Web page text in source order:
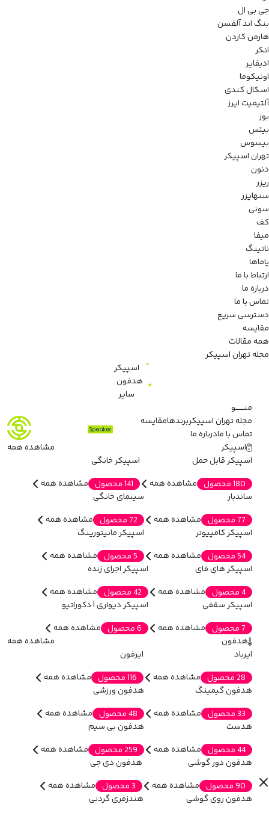
جی بی ال
بنگ اند آلفسن
هارمن کاردن
انکر
ادیفایر
اونیکوما
اسکال کندی
آلتیمیت ایرز
بوز
بیتس
بیسوس
تهران اسپیکر
دنون
ریزر
سنهایزر
سونی
کف
میفا
ناتینگ
یاماها
ارتباط با ما
درباره ما
تماس با ما
دسترسی سریع
مقایسه
همه مقالات
مجله تهران اسپیکر
اسپیکر
هدفون
سایر
منـــــــو
مجله تهران اسپیکربرندهامقایسه
تماس با مادرباره ما
اسپیکر
مشاهده همه
اسپیکر قابل حمل
180 محصول
مشاهده همه
اسپیکر خانگی
141 محصول
مشاهده همه
ساندبار
77 محصول
مشاهده همه
سینمای خانگی
72 محصول
مشاهده همه
اسپیکر کامپیوتر
54 محصول
مشاهده همه
اسپیکر مانیتورینگ
5 محصول
مشاهده همه
اسپیکر های فای
4 محصول
مشاهده همه
اسپیکر اجرای زنده
42 محصول
مشاهده همه
اسپیکر سقفی
7 محصول
مشاهده همه
اسپیکر دیواری | دکوراتیو
6 محصول
مشاهده همه
هدفون
مشاهده همه
ایرباد
28 محصول
مشاهده همه
ایرفون
116 محصول
مشاهده همه
هدفون گیمینگ
33 محصول
مشاهده همه
هدفون ورزشی
48 محصول
مشاهده همه
هدست
44 محصول
مشاهده همه
هدفون بی سیم
259 محصول
مشاهده همه
هدفون دور گوشی
90 محصول
مشاهده همه
هدفون دی جی
3 محصول
مشاهده همه
هدفون روی گوشی
هندزفری گردنی